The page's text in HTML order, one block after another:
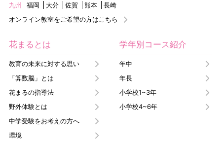
九州
福岡 大分 佐賀 熊本
長崎
オンライン教室をご希望の方はこちら
花まるとは
教育の未来に対する思い
「算数脳」とは
花まるの指導法
野外体験とは
中学受験をお考えの方へ
環境
学年別コース紹介
年中
年長
小学校1~3年
小学校4~6年